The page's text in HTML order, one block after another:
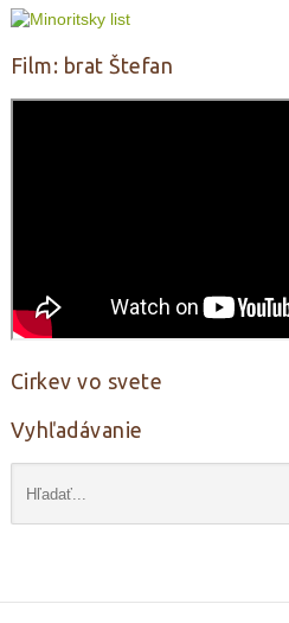
Film: brat Štefan
Cirkev vo svete
Vyhľadávanie